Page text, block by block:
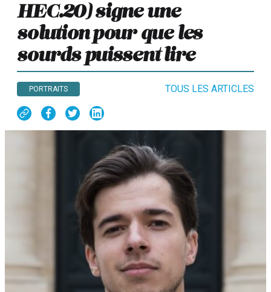
HEC.20) signe une
solution pour que les
sourds puissent lire
PORTRAITS TOUS LES ARTICLES